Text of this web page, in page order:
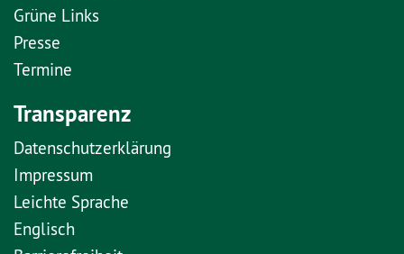
Grüne Links
Presse
Termine
Transparenz
Datenschutzerklärung
Impressum
Leichte Sprache
Englisch